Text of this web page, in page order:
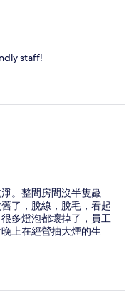
staff!
。整間房間沒半隻蟲
了，脫線，脫毛，看起
多燈泡都壞掉了，員工
上在經營抽大煙的生